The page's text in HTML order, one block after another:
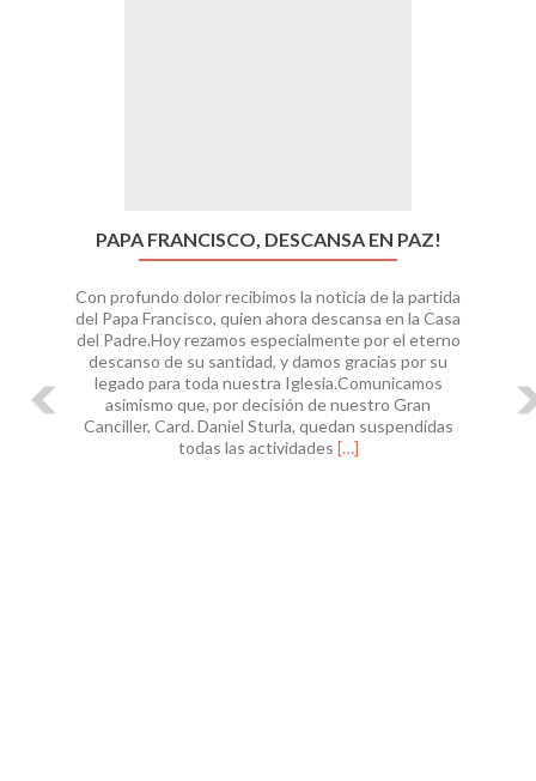
PAPA FRANCISCO, DESCANSA EN PAZ!
Con profundo dolor recibimos la noticia de la partida
del Papa Francisco, quien ahora descansa en la Casa
del Padre.Hoy rezamos especialmente por el eterno
descanso de su santidad, y damos gracias por su
legado para toda nuestra Iglesia.Comunicamos
asimismo que, por decisión de nuestro Gran
Canciller, Card. Daniel Sturla, quedan suspendidas
todas las actividades Leer
[…]